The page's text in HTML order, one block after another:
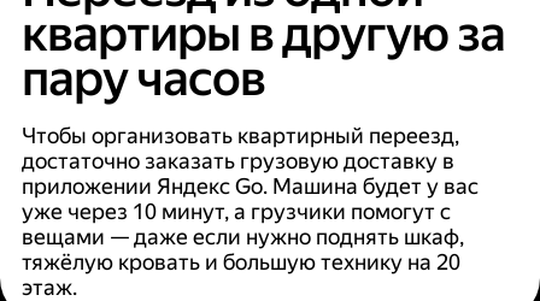
квартиры в другую за
пару часов
Чтобы организовать квартирный переезд,
достаточно заказать грузовую доставку в
приложении Яндекс Go. Машина будет у вас
уже через 10 минут, а грузчики помогут с
вещами — даже если нужно поднять шкаф,
тяжёлую кровать и большую технику на 20
этаж.